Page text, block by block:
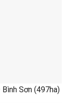
Sơn (497ha)